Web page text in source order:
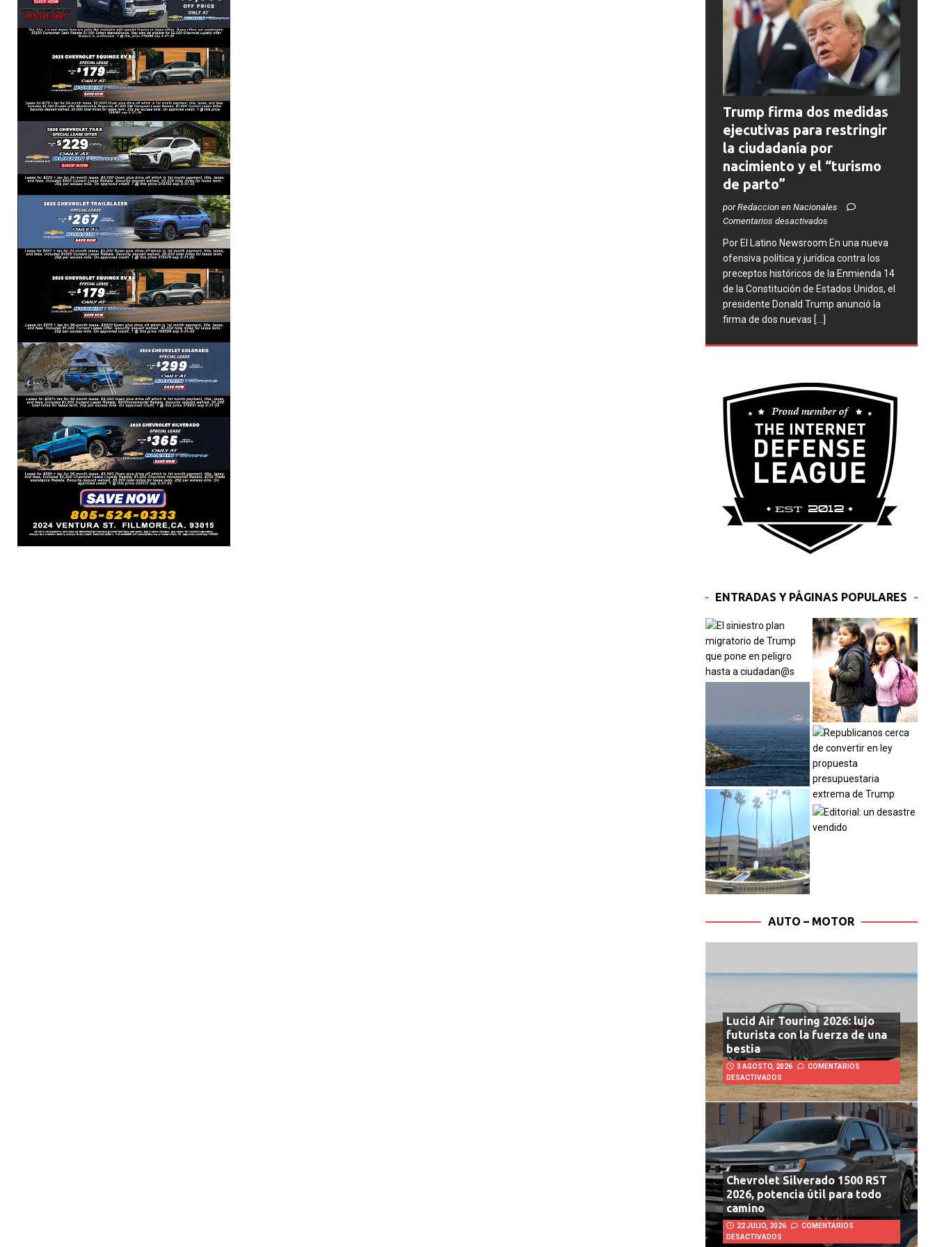
Trump firma dos medidas
ejecutivas para restringir
la ciudadanía por
nacimiento y el “turismo
de parto”
por Redaccion en Nacionales
Comentarios desactivados
​Por El Latino Newsroom ​En una nueva
ofensiva política y jurídica contra los
preceptos históricos de la Enmienda 14
de la Constitución de Estados Unidos, el
presidente Donald Trump anunció la
firma de dos nuevas [...]
ENTRADAS Y PÁGINAS POPULARES
AUTO – MOTOR
Lucid Air Touring 2026: lujo
futurista con la fuerza de una
bestia
3 AGOSTO, 2026
COMENTARIOS
DESACTIVADOS
Chevrolet Silverado 1500 RST
2026, potencia útil para todo
camino
22 JULIO, 2026
COMENTARIOS
DESACTIVADOS